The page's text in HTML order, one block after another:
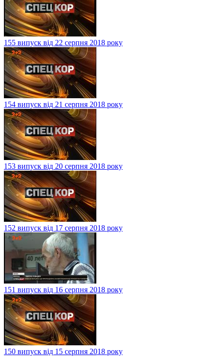
155 випуск від 22 серпня 2018 року
154 випуск від 21 серпня 2018 року
153 випуск від 20 серпня 2018 року
152 випуск від 17 серпня 2018 року
151 випуск від 16 серпня 2018 року
150 випуск від 15 серпня 2018 року